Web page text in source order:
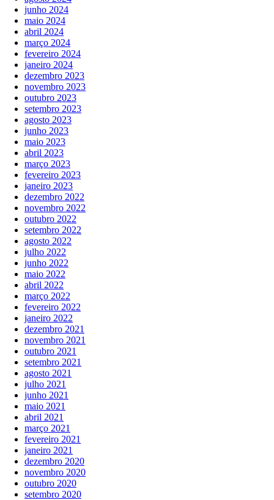
junho 2024
maio 2024
abril 2024
março 2024
fevereiro 2024
janeiro 2024
dezembro 2023
novembro 2023
outubro 2023
setembro 2023
agosto 2023
junho 2023
maio 2023
abril 2023
março 2023
fevereiro 2023
janeiro 2023
dezembro 2022
novembro 2022
outubro 2022
setembro 2022
agosto 2022
julho 2022
junho 2022
maio 2022
abril 2022
março 2022
fevereiro 2022
janeiro 2022
dezembro 2021
novembro 2021
outubro 2021
setembro 2021
agosto 2021
julho 2021
junho 2021
maio 2021
abril 2021
março 2021
fevereiro 2021
janeiro 2021
dezembro 2020
novembro 2020
outubro 2020
setembro 2020